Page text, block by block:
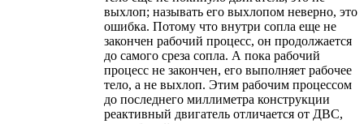
выхлоп; называть его выхлопом неверно, это
ошибка. Потому что внутри сопла еще не
закончен рабочий процесс, он продолжается
до самого среза сопла. А пока рабочий
процесс не закончен, его выполняет рабочее
тело, а не выхлоп. Этим рабочим процессом
до последнего миллиметра конструкции
реактивный двигатель отличается от ДВС,